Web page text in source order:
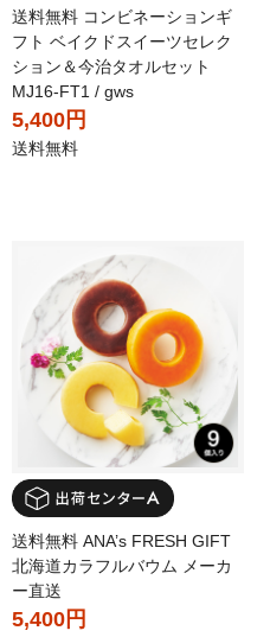
送料無料 コンビネーションギ
フト ベイクドスイーツセレク
ション＆今治タオルセット
MJ16-FT1 / gws
5,400円
送料無料
送料無料 ANA’s FRESH GIFT
北海道カラフルバウム メーカ
ー直送
5,400円